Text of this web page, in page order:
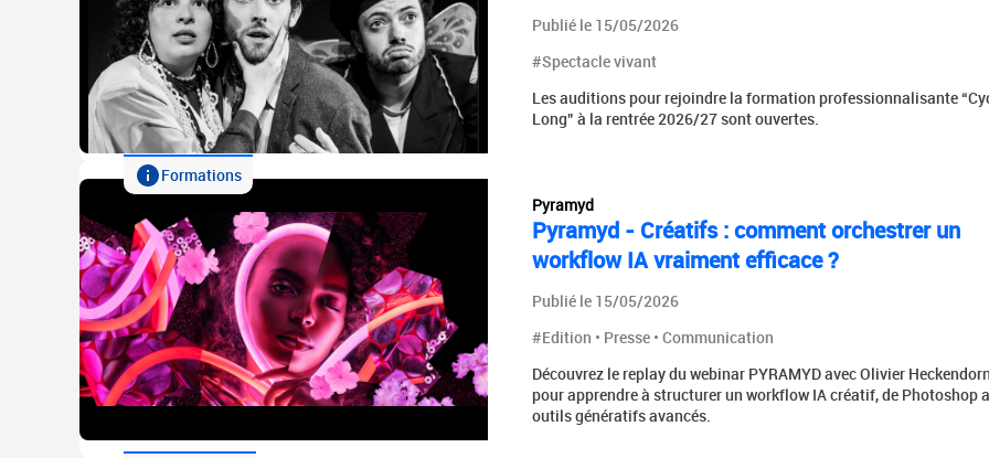
Publié le 15/05/2026
#Spectacle vivant
Les auditions pour rejoindre la formation professionnalisante
Long” à la rentrée 2026/27 sont ouvertes.
Formations
Pyramyd
Pyramyd - Créatifs : comment orchestrer un
workflow IA vraiment efficace ?
Publié le 15/05/2026
#Edition • Presse • Communication
Découvrez le replay du webinar PYRAMYD avec Olivier
pour apprendre à structurer un workflow IA créatif, de Photoshop
outils génératifs avancés.